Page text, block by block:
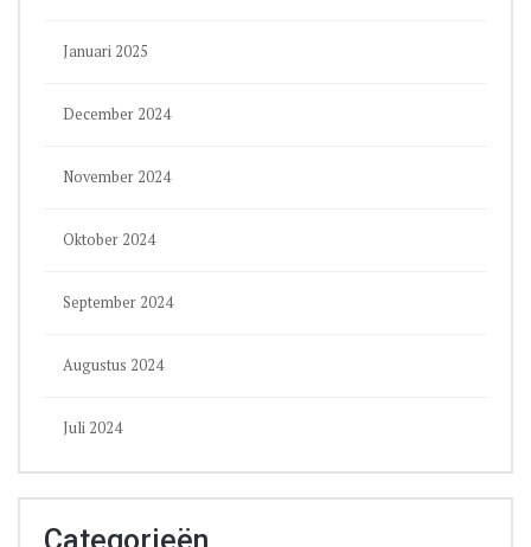
Januari 2025
December 2024
November 2024
Oktober 2024
September 2024
Augustus 2024
Juli 2024